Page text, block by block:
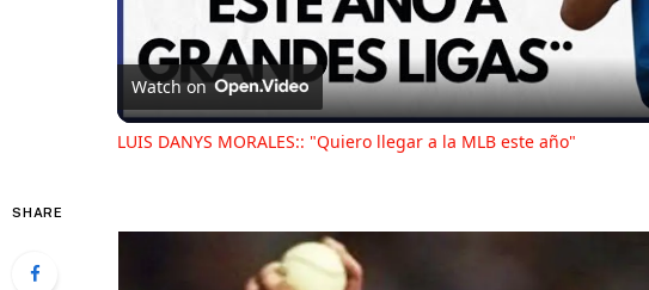
Video
Watch on
LUIS DANYS MORALES:: "Quiero llegar a la MLB este año"
SHARE